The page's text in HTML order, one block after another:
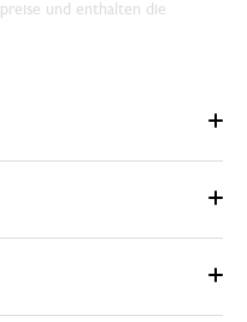
und enthalten die